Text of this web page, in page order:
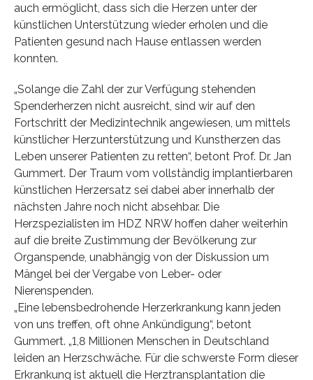
auch ermöglicht, dass sich die Herzen unter der
künstlichen Unterstützung wieder erholen und die
Patienten gesund nach Hause entlassen werden
konnten.
„Solange die Zahl der zur Verfügung stehenden
Spenderherzen nicht ausreicht, sind wir auf den
Fortschritt der Medizintechnik angewiesen, um mittels
künstlicher Herzunterstützung und Kunstherzen das
Leben unserer Patienten zu retten“, betont Prof. Dr. Jan
Gummert. Der Traum vom vollständig implantierbaren
künstlichen Herzersatz sei dabei aber innerhalb der
nächsten Jahre noch nicht absehbar. Die
Herzspezialisten im HDZ NRW hoffen daher weiterhin
auf die breite Zustimmung der Bevölkerung zur
Organspende, unabhängig von der Diskussion um
Mängel bei der Vergabe von Leber- oder
Nierenspenden.
„Eine lebensbedrohende Herzerkrankung kann jeden
von uns treffen, oft ohne Ankündigung“, betont
Gummert. „1,8 Millionen Menschen in Deutschland
leiden an Herzschwäche. Für die schwerste Form dieser
Erkrankung ist aktuell die Herztransplantation die